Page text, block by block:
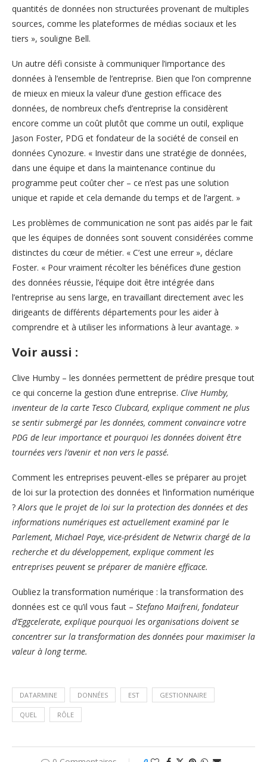
quantités de données non structurées provenant de multiples
sources, comme les plateformes de médias sociaux et les
tiers », souligne Bell.
Un autre défi consiste à communiquer l’importance des
données à l’ensemble de l’entreprise. Bien que l’on comprenne
de mieux en mieux la valeur d’une gestion efficace des
données, de nombreux chefs d’entreprise la considèrent
encore comme un coût plutôt que comme un outil, explique
Jason Foster, PDG et fondateur de la société de conseil en
données Cynozure. « Investir dans une stratégie de données,
dans une équipe et dans la maintenance continue du
programme peut coûter cher – ce n’est pas une solution
unique et rapide et cela demande du temps et de l’argent. »
Les problèmes de communication ne sont pas aidés par le fait
que les équipes de données sont souvent considérées comme
distinctes du cœur de métier. « C’est une erreur », déclare
Foster. « Pour vraiment récolter les bénéfices d’une gestion
des données réussie, l’équipe doit être intégrée dans
l’entreprise au sens large, en travaillant directement avec les
dirigeants de différents départements pour les aider à
comprendre et à utiliser les informations à leur avantage. »
Voir aussi :
Clive Humby – les données permettent de prédire presque tout
ce qui concerne la gestion d’une entreprise. Clive Humby,
inventeur de la carte Tesco Clubcard, explique comment ne plus
se sentir submergé par les données, comment convaincre votre
PDG de leur importance et pourquoi les données doivent être
tournées vers l’avenir et non vers le passé.
Comment les entreprises peuvent-elles se préparer au projet
de loi sur la protection des données et l’information numérique
?Alors que le projet de loi sur la protection des données et des
informations numériques est actuellement examiné par le
Parlement, Michael Paye, vice-président de Netwrix chargé de la
recherche et du développement, explique comment les
entreprises peuvent se préparer de manière efficace.
Oubliez la transformation numérique : la transformation des
données est ce qu’il vous faut – Stefano Maifreni, fondateur
d’Eggcelerate, explique pourquoi les organisations doivent se
concentrer sur la transformation des données pour maximiser la
valeur à long terme.
DATARMINE DONNÉES EST GESTIONNAIRE
QUEL RÔLE